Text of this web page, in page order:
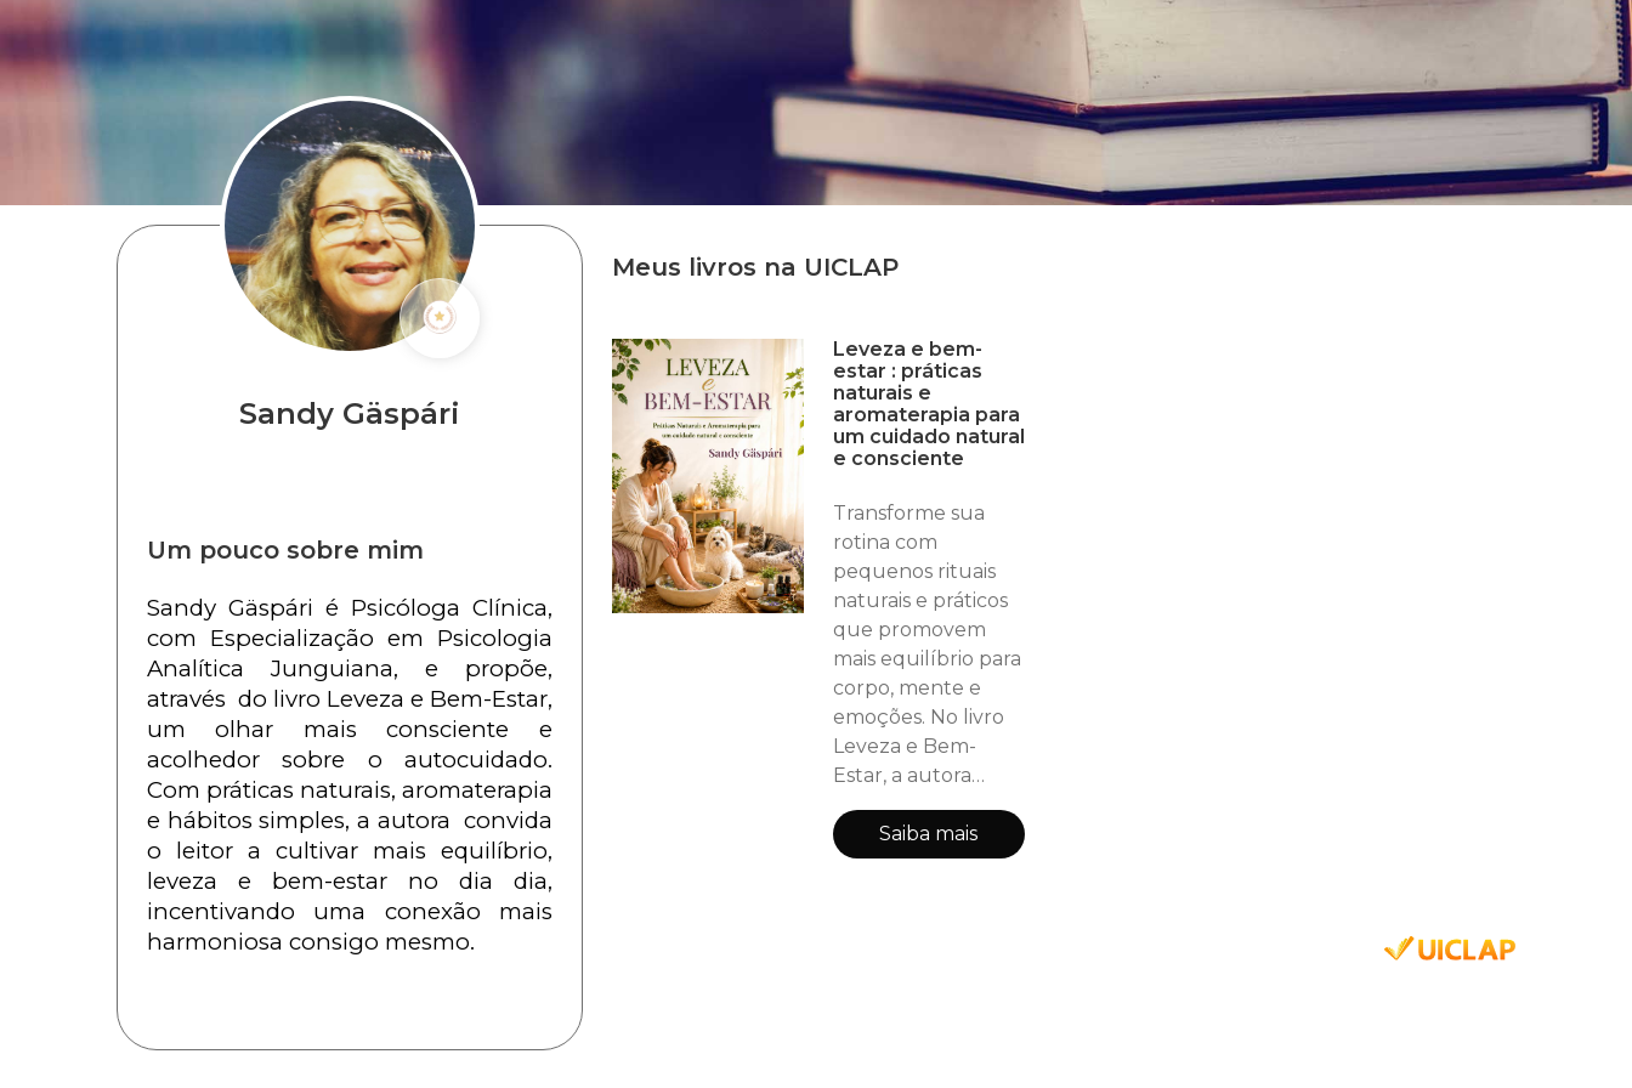
Sandy Gäspári
Um pouco sobre mim
Sandy Gäspári é Psicóloga Clínica,
com Especialização em Psicologia
Analítica Junguiana, e propõe,
através  do livro Leveza e Bem-Estar,
um olhar mais consciente e
acolhedor sobre o autocuidado.
Com práticas naturais, aromaterapia
e hábitos simples, a autora  convida
o leitor a cultivar mais equilíbrio,
leveza e bem-estar no dia dia,
incentivando uma conexão mais
harmoniosa consigo mesmo.
Meus livros na UICLAP
Leveza e bem-
estar : práticas
naturais e
aromaterapia para
um cuidado natural
e consciente
Transforme sua
rotina com
pequenos rituais
naturais e práticos
que promovem
mais equilíbrio para
corpo, mente e
emoções. No livro
Leveza e Bem-
Estar, a autora
Sandy Gäspári
compartilha
práticas acessíveis
Saiba mais